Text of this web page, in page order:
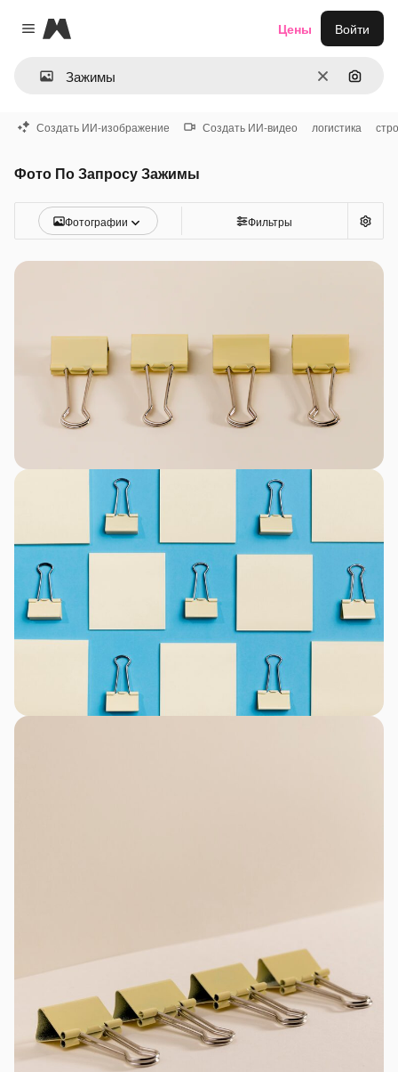
Close menu
Magnific
ОчиститьПоиск
Цены Войти
Создать ИИ-изображение Создать ИИ-видео логистика
Фото По Запросу Зажимы
Фотографии Фильтры